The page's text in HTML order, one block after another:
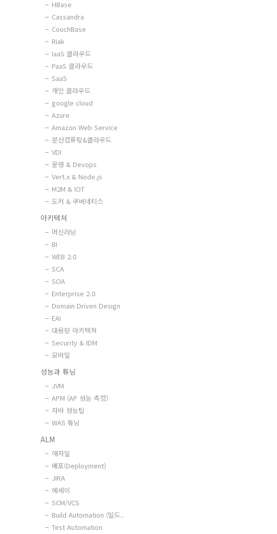
HBase
Cassandra
CouchBase
Riak
IaaS 클라우드
PaaS 클라우드
SaaS
개인 클라우드
google cloud
Azure
Amazon Web Service
분산컴퓨팅&클라우드
VDI
운영 & Devops
Vert.x & Node.js
M2M & IOT
도커 & 쿠버네티스
아키텍쳐
머신러닝
BI
WEB 2.0
SCA
SOA
Enterprise 2.0
Domain Driven Design
EAI
대용량 아키텍쳐
Security & IDM
모바일
성능과 튜닝
JVM
APM (AP 성능 측정)
자바 성능팁
WAS 튜닝
ALM
애자일
배포(Deployment)
JIRA
에세이
SCM/VCS
Build Automation (빌드..
Test Automation